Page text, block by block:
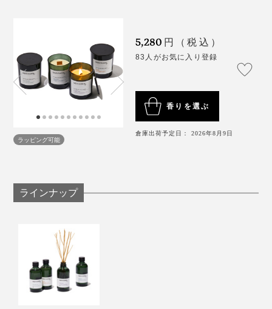
写真左は「 リードディフューザー」
ワクワクする冒険へと誘うエキゾチックなレモングラス
の香りに、キリリとした柑橘系のノート、甘いオレン
ジ。ペパーミントとユーカリのフレッシュで爽快なアク
セントが効いた、絶妙なバランス感。
その香りをベースに選びました。幾重にも重なる複雑な
っています！」
あなたの五感を刺激し、目覚めさせてくれる香りです。
本品の容器は、リサイクルガラス製。環境課題にもなっ
ている「埋め立て地での廃棄物の蓄積を減らす」ことを
目指しました。
インテリアにも静かに馴染む、モダンな容器の「グリー
ン」からは、ブランドが自然を愛する姿勢が重なりま
とのえてほしいです。
ラッピング可能
5,280 円（税込）
83人がお気に入り登録
香りを選ぶ
倉庫出荷予定日： 2026年8月9日
ラインナップ